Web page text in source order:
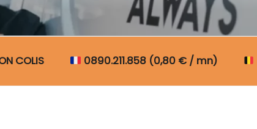
COLIS BELGIQUE
COLIS 0890.211.858 (0,80 € / mn)